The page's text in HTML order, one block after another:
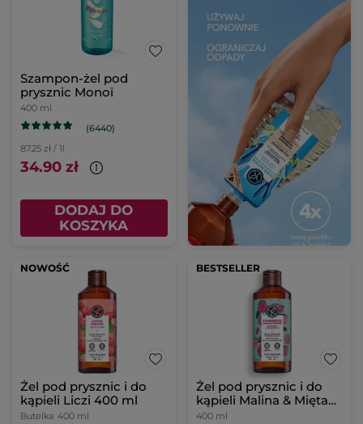
Szampon-żel pod
prysznic Monoï
400 ml
(6440)
87.25 zł / 1l
34.90 zł
DODAJ DO
KOSZYKA
NOWOŚĆ
Żel pod prysznic i do
kąpieli Liczi 400 ml
Butelka 400 ml
BESTSELLER
Żel pod prysznic i do
kąpieli Malina & Mięta
400 ml
400 ml